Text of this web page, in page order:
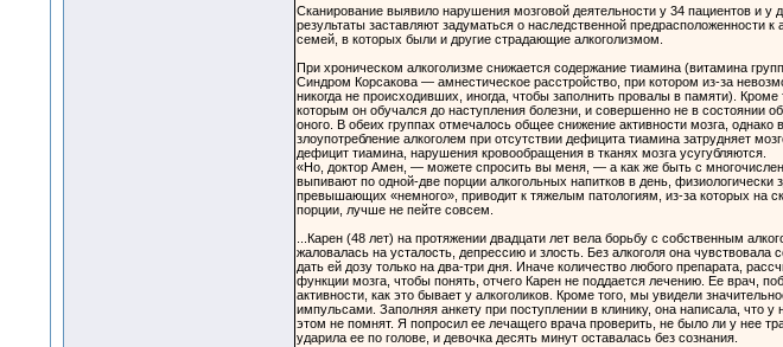
Сканирование выявило нарушения мозговой деятельности у 34 пациентов и
результаты заставляют задуматься о наследственной предрасположенности
семей, в которых были и другие страдающие алкоголизмом.
При хроническом алкоголизме снижается содержание тиамина (витамина
Синдром Корсакова — амнестическое расстройство, при котором из-за
никогда не происходивших, иногда, чтобы заполнить провалы в памяти).
которым он обучался до наступления болезни, и совершенно не в состоянии
оного. В обеих группах отмечалось общее снижение активности мозга,
злоупотребление алкоголем при отсутствии дефицита тиамина затрудняет
дефицит тиамина, нарушения кровообращения в тканях мозга усугубляются.
«Но, доктор Амен, — можете спросить вы меня, — а как же быть с
выпивают по одной-две порции алкогольных напитков в день,
превышающих «немного», приводит к тяжелым патологиям, из-за которых на
порции, лучше не пейте совсем.
...Карен (48 лет) на протяжении двадцати лет вела борьбу с собственным
жаловалась на усталость, депрессию и злость. Без алкоголя она
дать ей дозу только на два-три дня. Иначе количество любого препарата,
функции мозга, чтобы понять, отчего Карен не поддается лечению. Ее врач,
активности, как это бывает у алкоголиков. Кроме того, мы увидели
импульсами. Заполняя анкету при поступлении в клинику, она написала, что
этом не помнят. Я попросил ее лечащего врача проверить, не было ли у нее
ударила ее по голове, и девочка десять минут оставалась без сознания.